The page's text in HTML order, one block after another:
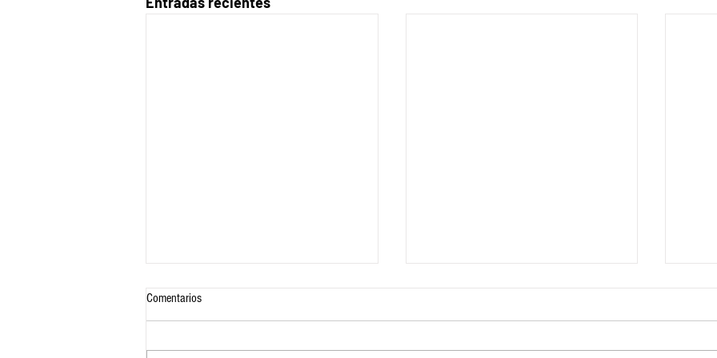
Comentarios